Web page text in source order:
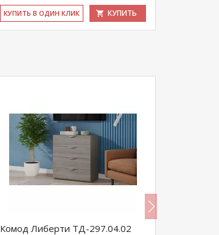
КУ­ПИТЬ В ОДИН КЛИК КУПИТЬ
Комод Либерти ТД-297.04.02